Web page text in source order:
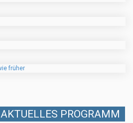
AKTUELLES PROGRAMM